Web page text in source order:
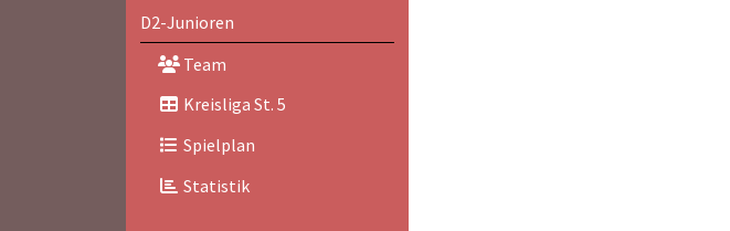
D2-Junioren
Team
Kreisliga St. 5
Spielplan
Statistik